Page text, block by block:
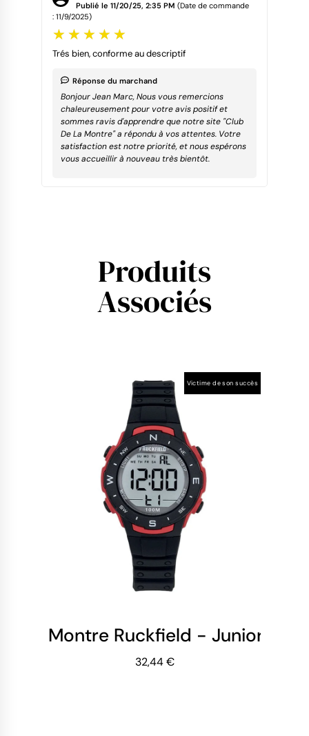
Publié le 11/20/25, 2:35 PM (Date de commande
: 11/9/2025)
Trés bien, conforme au descriptif
Réponse du marchand
Bonjour Jean Marc, Nous vous remercions
chaleureusement pour votre avis positif et
sommes ravis d'apprendre que notre site "Club
De La Montre" a répondu à vos attentes. Votre
satisfaction est notre priorité, et nous espérons
vous accueillir à nouveau très bientôt.
Produits
Associés
Victime de son succès
Montre Ruckfield - Junior -
32,44 €